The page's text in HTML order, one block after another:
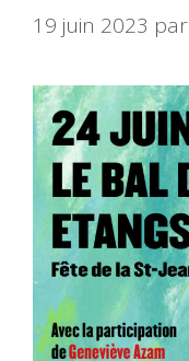
19 juin 2023 par